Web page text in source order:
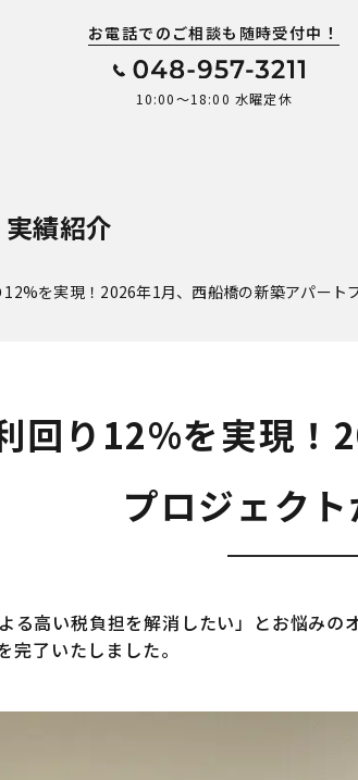
お電話でのご相談も随時受付中！
10:00～18:00 水曜定休
績紹介
12%を実現！2026年1月、西船橋の新築アパート
回り12%を実現
プロジェク
る高い税負担を解消したい」とお悩み
了いたしました。